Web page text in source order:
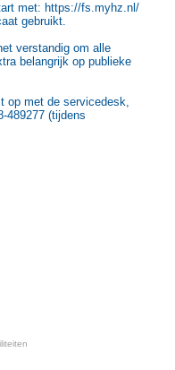
met: https://fs.myhz.nl/
gebruikt.
verstandig om alle
belangrijk op publieke
op met de servicedesk,
489277 (tijdens